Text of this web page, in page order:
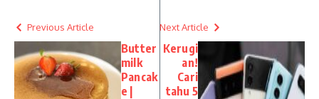
Previous Article
Butter
milk
Pancak
e |
Next Article
Kerugi
an!
Cari
tahu 5